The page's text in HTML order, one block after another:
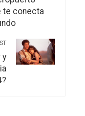
te conecta
y